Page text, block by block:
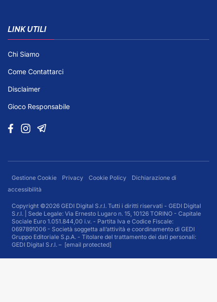
LINK UTILI
Chi Siamo
Come Contattarci
Disclaimer
Gioco Responsabile
Gestione Cookie Privacy Cookie Policy
Dichiarazione di
accessibilità
Copyright ©2026 GEDI Digital S.r.l. Tutti i diritti riservati - GEDI Digital
S.r.l. | Sede Legale: Via Ernesto Lugaro n. 15, 10126 TORINO - Capitale
Sociale Euro 1.051.844,00 i.v. - Partita Iva e Codice Fiscale:
0697891006 - Società soggetta all’attività e coordinamento di GEDI
Gruppo Editoriale S.p.A. - Titolare del trattamento dei dati personali:
GEDI Digital S.r.l. – [email protected]